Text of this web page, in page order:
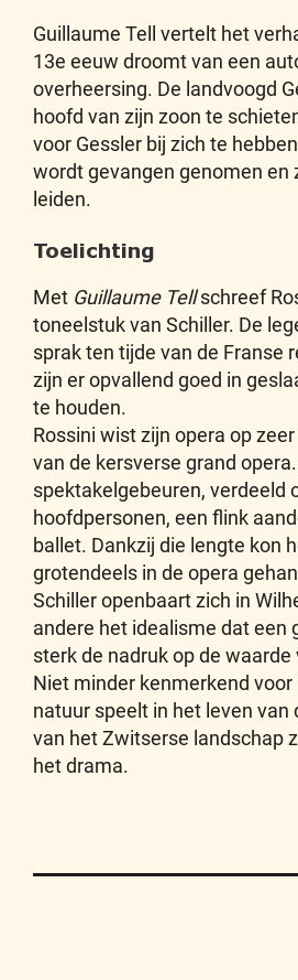
Guillaume Tell vertelt het
13e eeuw droomt van een
overheersing. De landvoogd
hoofd van zijn zoon te
voor Gessler bij zich te
wordt gevangen genomen
leiden.
Toelichting
Met Guillaume Tellschreef
toneelstuk van Schiller. De
sprak ten tijde van de Franse
zijn er opvallend goed in
te houden.
Rossini wist zijn opera op
van de kersverse grand
spektakelgebeuren, verdeeld
hoofdpersonen, een flink
ballet. Dankzij die lengte kon
grotendeels in de opera
Schiller openbaart zich in
andere het idealisme dat een
sterk de nadruk op de
Niet minder kenmerkend
natuur speelt in het leven
van het Zwitserse landschap
het drama.